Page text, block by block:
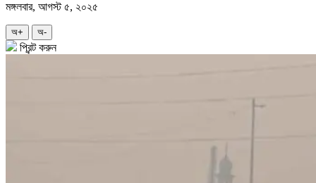
মঙ্গলবার, আগস্ট ৫, ২০২৫
অ+ অ-
প্রিন্ট করুন